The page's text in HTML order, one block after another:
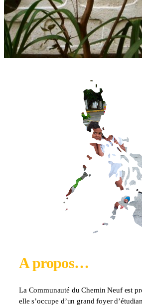
A propos…
La Communauté du Chemin Neuf est
elle s’occupe d’un grand foyer